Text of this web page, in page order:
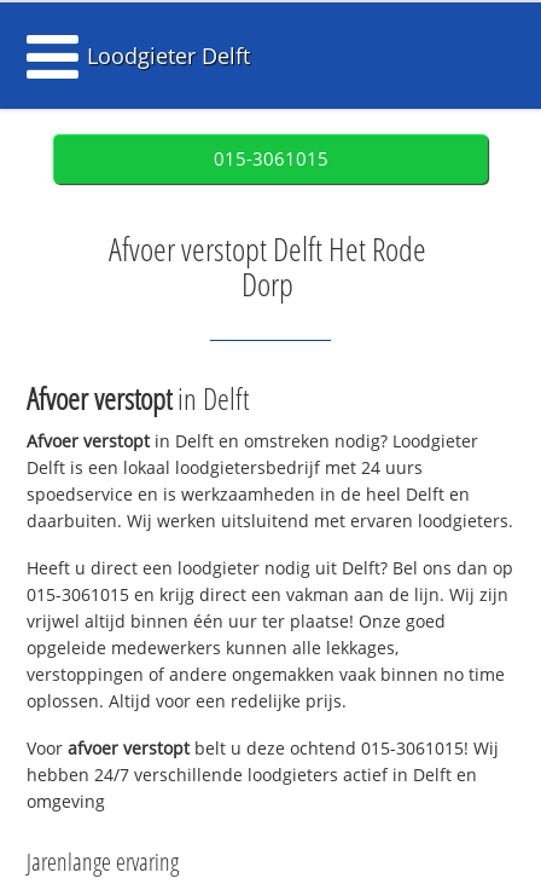
Loodgieter Delft
015-3061015
Afvoer verstopt Delft Het Rode
Dorp
Afvoer verstoptin Delft
Afvoer verstoptin Delft en omstreken nodig? Loodgieter
Delft is een lokaal loodgietersbedrijf met 24 uurs
spoedservice en is werkzaamheden in de heel Delft en
daarbuiten. Wij werken uitsluitend met ervaren loodgieters.
Heeft u direct een loodgieter nodig uit Delft? Bel ons dan op
015-3061015 en krijg direct een vakman aan de lijn. Wij zijn
vrijwel altijd binnen één uur ter plaatse! Onze goed
opgeleide medewerkers kunnen alle lekkages,
verstoppingen of andere ongemakken vaak binnen no time
oplossen. Altijd voor een redelijke prijs.
Voorafvoer verstoptbelt u deze ochtend 015-3061015! Wij
hebben 24/7 verschillende loodgieters actief in Delft en
omgeving
Jarenlange ervaring